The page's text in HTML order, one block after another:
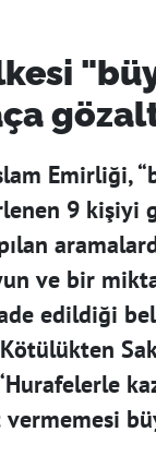
Emirliği,
9 kişiyi
ve bir
edildiği